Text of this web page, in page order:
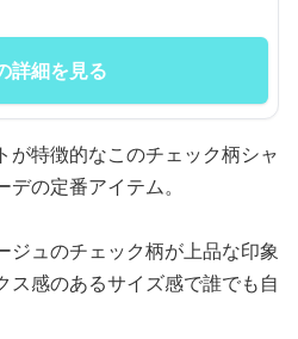
詳細を見る
が特徴的なこのチェック柄シャ
の定番アイテム。
ジュのチェック柄が上品な印象
ス感のあるサイズ感で誰でも自